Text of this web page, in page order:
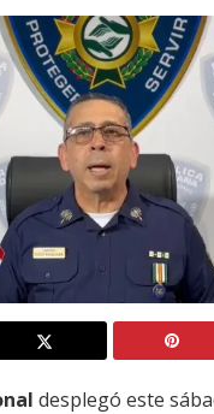
desplegó este